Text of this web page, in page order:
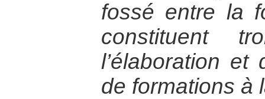
fossé entre la
constituent
l’élaboration
de formations à